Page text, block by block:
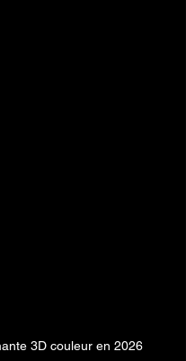
3D couleur en 2026